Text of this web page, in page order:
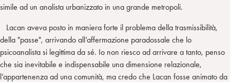
simile ad un analista urbanizzato in una grande metropoli.
Lacan aveva posto in maniera forte il problema della trasmissibilità,
della "passe", arrivando all’affermazione paradossale che lo
psicoanalista si legittima da sé. Io non riesco ad arrivare a tanto, penso
che sia inevitabile e indispensabile una dimensione relazionale,
l’appartenenza ad una comunità, ma credo che Lacan fosse animato da